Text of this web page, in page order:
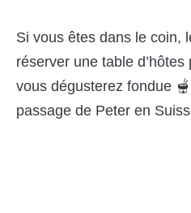
Si vous êtes dans le coin,
réserver une table
vous dégusterez fondue
passage de Peter en